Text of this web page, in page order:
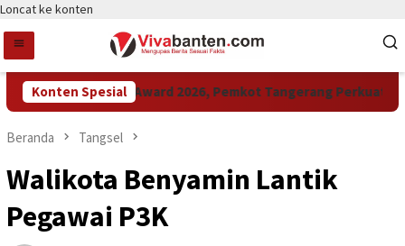
Loncat ke konten
Konten Spesial
Raih LPM Award 2026, Pemkot Tangerang Perkuat
Beranda Tangsel
Walikota Benyamin Lantik
Pegawai P3K